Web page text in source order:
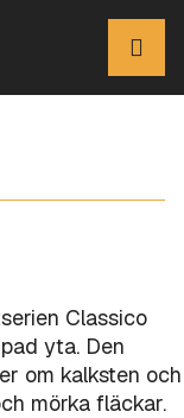
Classico
yta. Den
om kalksten och
mörka fläckar.